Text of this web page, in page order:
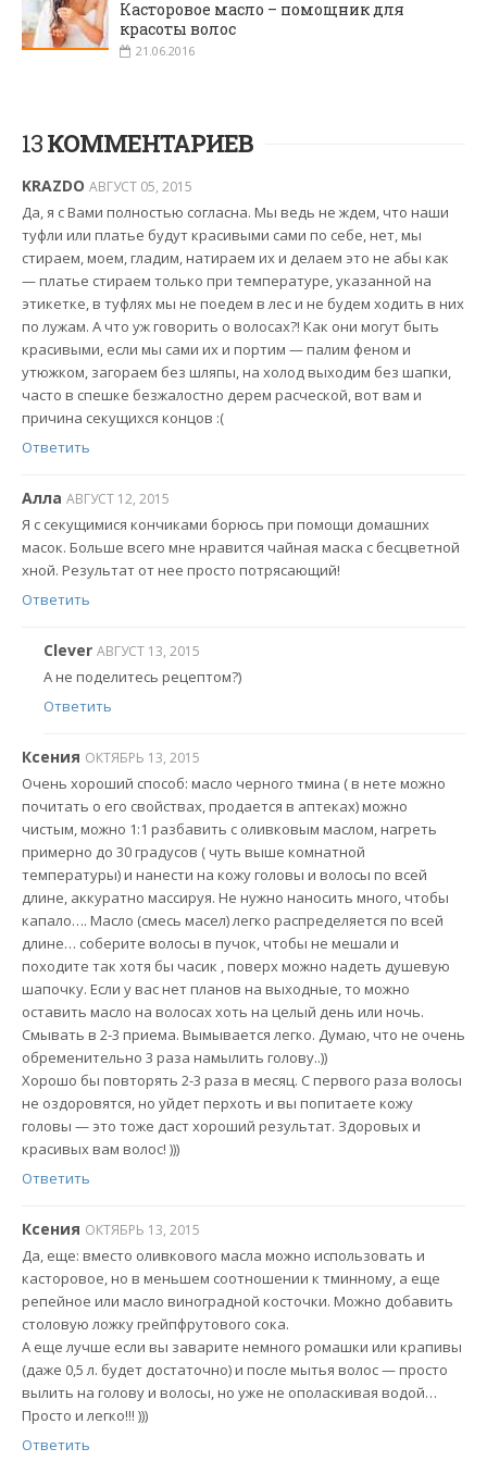
Касторовое масло – помощник для
красоты волос
21.06.2016
13КОММЕНТАРИЕВ
KRAZDO АВГУСТ 05, 2015
Да, я с Вами полностью согласна. Мы ведь не ждем, что наши
туфли или платье будут красивыми сами по себе, нет, мы
стираем, моем, гладим, натираем их и делаем это не абы как
— платье стираем только при температуре, указанной на
этикетке, в туфлях мы не поедем в лес и не будем ходить в них
по лужам. А что уж говорить о волосах?! Как они могут быть
красивыми, если мы сами их и портим — палим феном и
утюжком, загораем без шляпы, на холод выходим без шапки,
часто в спешке безжалостно дерем расческой, вот вам и
причина секущихся концов :(
Ответить
Алла АВГУСТ 12, 2015
Я с секущимися кончиками борюсь при помощи домашних
масок. Больше всего мне нравится чайная маска с бесцветной
хной. Результат от нее просто потрясающий!
Ответить
Clever АВГУСТ 13, 2015
А не поделитесь рецептом?)
Ответить
Ксения ОКТЯБРЬ 13, 2015
Очень хороший способ: масло черного тмина ( в нете можно
почитать о его свойствах, продается в аптеках) можно
чистым, можно 1:1 разбавить с оливковым маслом, нагреть
примерно до 30 градусов ( чуть выше комнатной
температуры) и нанести на кожу головы и волосы по всей
длине, аккуратно массируя. Не нужно наносить много, чтобы
капало…. Масло (смесь масел) легко распределяется по всей
длине… соберите волосы в пучок, чтобы не мешали и
походите так хотя бы часик , поверх можно надеть душевую
шапочку. Если у вас нет планов на выходные, то можно
оставить масло на волосах хоть на целый день или ночь.
Смывать в 2-3 приема. Вымывается легко. Думаю, что не очень
обременительно 3 раза намылить голову..))
Хорошо бы повторять 2-3 раза в месяц. С первого раза волосы
не оздоровятся, но уйдет перхоть и вы попитаете кожу
головы — это тоже даст хороший результат. Здоровых и
красивых вам волос! )))
Ответить
Ксения ОКТЯБРЬ 13, 2015
Да, еще: вместо оливкового масла можно использовать и
касторовое, но в меньшем соотношении к тминному, а еще
репейное или масло виноградной косточки. Можно добавить
столовую ложку грейпфрутового сока.
А еще лучше если вы заварите немного ромашки или крапивы
(даже 0,5 л. будет достаточно) и после мытья волос — просто
вылить на голову и волосы, но уже не ополаскивая водой…
Просто и легко!!! )))
Ответить